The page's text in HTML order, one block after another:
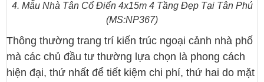
4. Mẫu Nhà Tân Cổ Điển 4x15m 4 Tầng Đẹp Tại Tân Phú
(MS:NP367)
Thông thường trang trí kiến trúc ngoại cảnh nhà phố
mà các chủ đầu tư thường lựa chọn là phong cách
hiện đại, thứ nhất để tiết kiệm chi phí, thứ hai do mặt